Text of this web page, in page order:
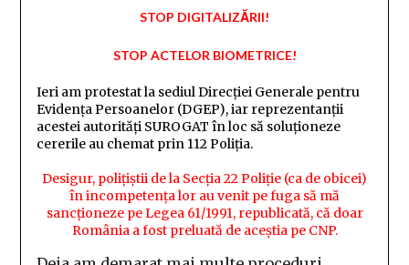
STOP DIGITALIZĂRII!
STOP ACTELOR BIOMETRICE!
Ieri am protestat la sediul Direcției Generale pentru
Evidența Persoanelor (DGEP), iar reprezentanții
acestei autorități SUROGAT în loc să soluționeze
cererile au chemat prin 112 Poliția.
Desigur, polițiștii de la Secția 22 Poliție (ca de obicei)
în incompetența lor au venit pe fuga să mă
sancționeze pe Legea 61/1991, republicată, că doar
România a fost preluată de aceștia pe CNP.